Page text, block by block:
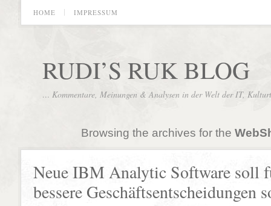
HOME IMPRESSUM
RUDI’S RUK BLOG
… Kommentare, Meinungen & Analysen in der Welt der IT,
Browsing the archives for the
Neue IBM Analytic Software soll
bessere Geschäftsentscheidungen